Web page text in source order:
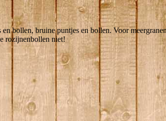
bollen, bruine puntjes en bollen. Voor
rozijnenbollen niet!